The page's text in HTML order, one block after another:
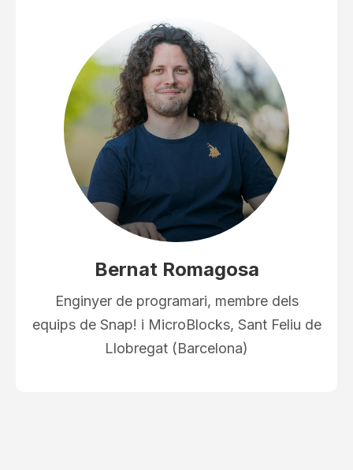
Bernat Romagosa
Enginyer de programari, membre dels
equips de Snap! i MicroBlocks, Sant Feliu de
Llobregat (Barcelona)